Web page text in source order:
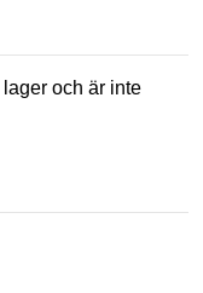
och är inte